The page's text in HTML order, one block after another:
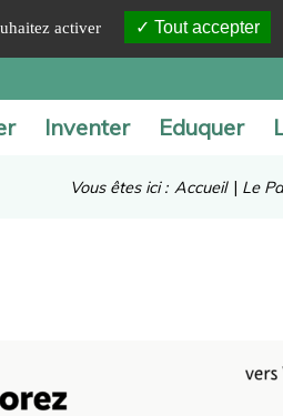
Inventer Eduquer
Vous êtes ici : Accueil | Le
activer Tout accepter